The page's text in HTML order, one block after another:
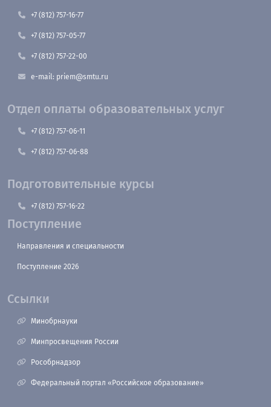
+7 (812) 757-16-77
+7 (812) 757-05-77
+7 (812) 757-22-00
e-mail: priem@smtu.ru
Отдел оплаты образовательных услуг
+7 (812) 757-06-11
+7 (812) 757-06-88
Подготовительные курсы
+7 (812) 757-16-22
Поступление
Направления и специальности
Поступление 2026
Ссылки
Минобрнауки
Минпросвещения России
Рособрнадзор
Федеральный портал «Российское образование»